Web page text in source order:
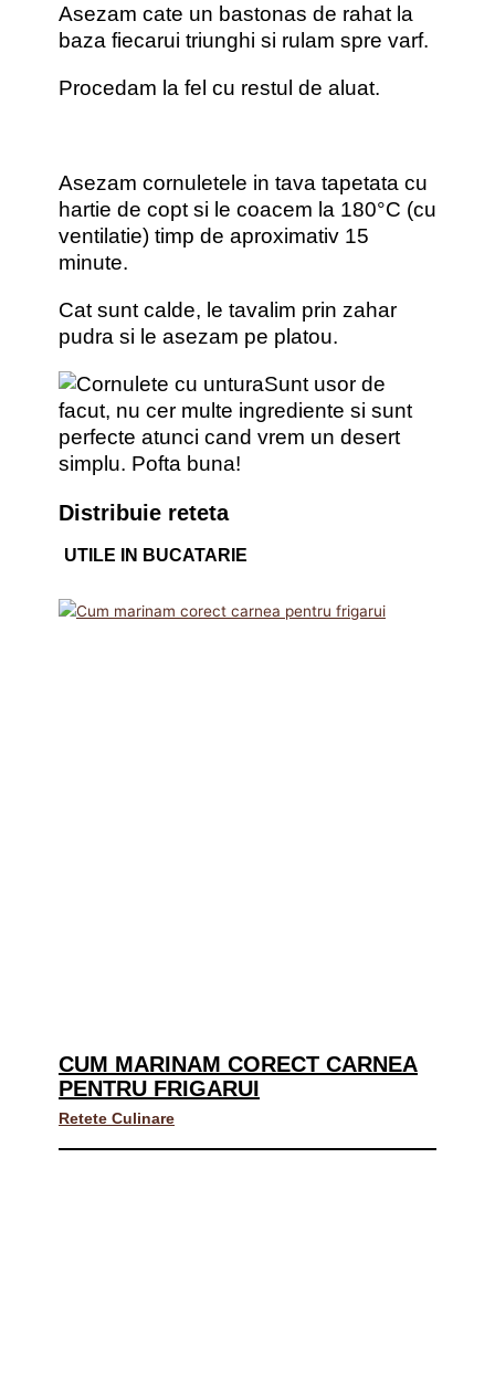
Asezam cate un bastonas de rahat la
baza fiecarui triunghi si rulam spre varf.
Procedam la fel cu restul de aluat.
Asezam cornuletele in tava tapetata cu
hartie de copt si le coacem la 180°C (cu
ventilatie) timp de aproximativ 15
minute.
Cat sunt calde, le tavalim prin zahar
pudra si le asezam pe platou.
Sunt usor de
facut, nu cer multe ingrediente si sunt
perfecte atunci cand vrem un desert
simplu. Pofta buna!
Distribuie reteta
UTILE IN BUCATARIE
CUM MARINAM CORECT CARNEA
PENTRU FRIGARUI
Retete Culinare